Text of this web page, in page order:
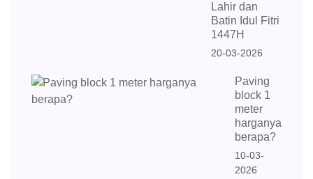
Lahir dan
Batin Idul Fitri
1447H
20-03-2026
Paving
block 1
meter
harganya
berapa?
10-03-
2026